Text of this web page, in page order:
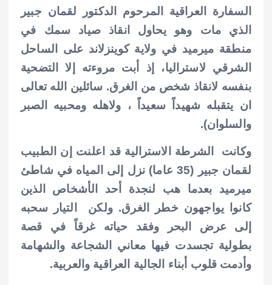
السفارة العراقية المرحوم الدكتور لقمان جبير
الذي مات وهو يحاول انقاذ صياد سمك في
منطقة ميرميد في ولاية كوينزلاند على الساحل
الشرقي لاستراليا، إذ أبت مروءته إلا التضحية
بنفسه لانقاذ شخص من الغرق. سائلين الله تعالى
ان يتقبله شهيداً سعيداً ، ولاهله ومحبيه الصبر
والسلوان).
وكانت الشرطة الاسترالية قد اعلنت إن الطبيب
لقمان جبير (35 عاما) نزل إلى المياه في شاطئ
ميرميد بعدما هب لنجدة أحد الأشخاص الذين
كانوا يواجهون خطر الغرق. ولكن التيار سحبه
إلى عرض البحر وفقد حياته غرقاً في قصة
بطولية تجسدت فيها معاني الشجاعة والشهامة
وأدمت قلوب أبناء الجالية العراقية والعربية.